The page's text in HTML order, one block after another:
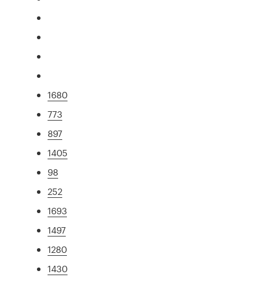
1680
773
897
1405
98
252
1693
1497
1280
1430